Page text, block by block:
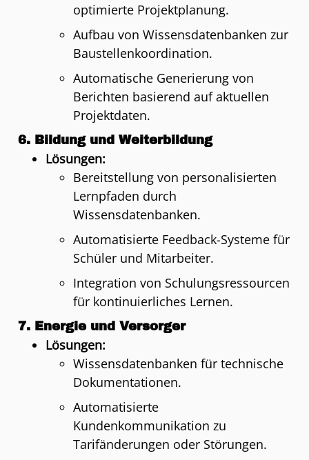
optimierte Projektplanung.
Aufbau von Wissensdatenbanken zur
Baustellenkoordination.
Automatische Generierung von
Berichten basierend auf aktuellen
Projektdaten.
6. Bildung und Weiterbildung
Lösungen:
Bereitstellung von personalisierten
Lernpfaden durch
Wissensdatenbanken.
Automatisierte Feedback-Systeme für
Schüler und Mitarbeiter.
Integration von Schulungsressourcen
für kontinuierliches Lernen.
7. Energie und Versorger
Lösungen:
Wissensdatenbanken für technische
Dokumentationen.
Automatisierte
Kundenkommunikation zu
Tarifänderungen oder Störungen.